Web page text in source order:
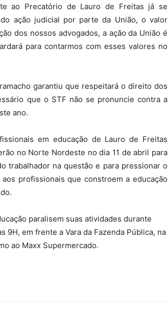
ao Precatório de Lauro de Freitas já se
ação judicial por parte da União, o valor
dos nossos advogados, a ação da União é
para contarmos com esses valores no
garantiu que respeitará o direito dos
que o STF não se pronuncie contra a
ano.
em educação de Lauro de Freitas
no Norte Nordeste no dia 11 de abril para
trabalhador na questão e para pressionar o
profissionais que constroem a educação
paralisem suas atividades durante
em frente a Vara da Fazenda Pública, na
ao Maxx Supermercado.